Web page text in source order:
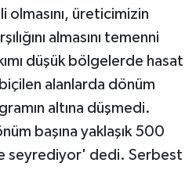
olmasını, üreticimizin
almasını temenni
düşük bölgelerde hasat
alanlarda dönüm
altına düşmedi.
başına yaklaşık 500
seyrediyor' dedi. Serbest